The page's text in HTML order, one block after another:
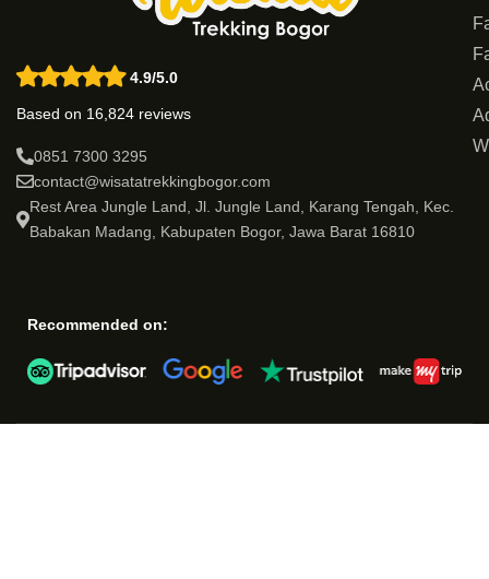
4.9/5.0
Based on 16,824 reviews
0851 7300 3295
contact@wisatatrekkingbogor.com
Rest Area Jungle Land, Jl. Jungle Land, Karang Tengah, Kec.
Babakan Madang, Kabupaten Bogor, Jawa Barat 16810
Recommended on: